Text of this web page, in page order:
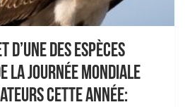
d’une des espèces
la Journée Mondiale
cette année: